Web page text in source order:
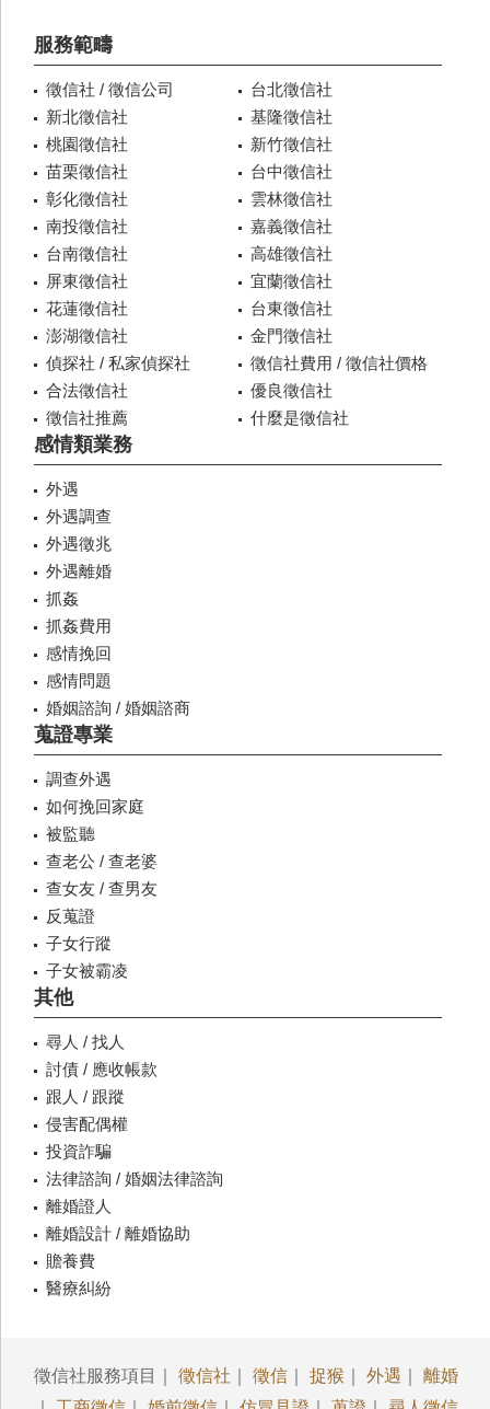
服務範疇
徵信社 / 徵信公司
台北徵信社
新北徵信社
基隆徵信社
桃園徵信社
新竹徵信社
苗栗徵信社
台中徵信社
彰化徵信社
雲林徵信社
南投徵信社
嘉義徵信社
台南徵信社
高雄徵信社
屏東徵信社
宜蘭徵信社
花蓮徵信社
台東徵信社
澎湖徵信社
金門徵信社
偵探社 / 私家偵探社
徵信社費用 / 徵信社價格
合法徵信社
優良徵信社
徵信社推薦
什麼是徵信社
感情類業務
外遇
外遇調查
外遇徵兆
外遇離婚
抓姦
抓姦費用
感情挽回
感情問題
婚姻諮詢 / 婚姻諮商
蒐證專業
調查外遇
如何挽回家庭
被監聽
查老公 / 查老婆
查女友 / 查男友
反蒐證
子女行蹤
子女被霸凌
其他
尋人 / 找人
討債 / 應收帳款
跟人 / 跟蹤
侵害配偶權
投資詐騙
法律諮詢 / 婚姻法律諮詢
離婚證人
離婚設計 / 離婚協助
贍養費
醫療糾紛
徵信社服務項目｜ 徵信社 徵信 捉猴 外遇
離婚